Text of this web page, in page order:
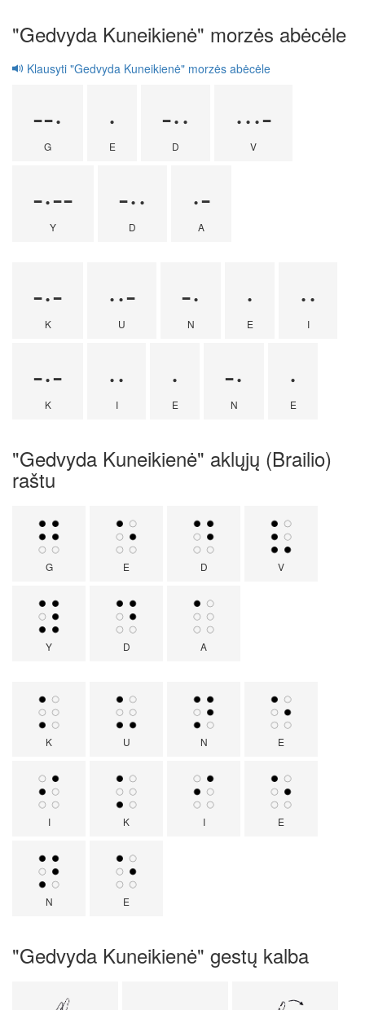
"Gedvyda Kuneikienė" morzės abėcėle
Klausyti "Gedvyda Kuneikienė" morzės abėcėle
--·
G
·
E
-··
D
···-
V
-·--
Y
-··
D
·-
A
-·-
K
··-
U
-·
N
·
E
··
I
-·-
K
··
I
·
E
-·
N
·
E
"Gedvyda Kuneikienė" aklųjų (Brailio)
raštu
G E D V
Y D A
K U N E
I K I E
N E
"Gedvyda Kuneikienė" gestų kalba